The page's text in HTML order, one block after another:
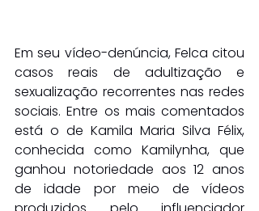
Em seu vídeo-denúncia, Felca citou
casos reais de adultização e
sexualização recorrentes nas redes
sociais. Entre os mais comentados
está o de Kamila Maria Silva Félix,
conhecida como Kamilynha, que
ganhou notoriedade aos 12 anos
de idade por meio de vídeos